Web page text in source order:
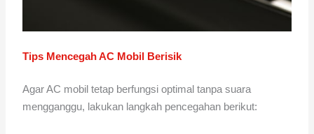
Tips Mencegah AC Mobil Berisik
Agar AC mobil tetap berfungsi optimal tanpa suara
mengganggu, lakukan langkah pencegahan berikut: